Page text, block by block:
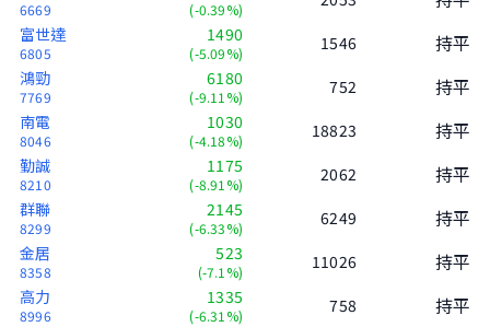
6669 (-0.39%)
富世達
6805
1490
(-5.09%) 1546 持平
鴻勁
7769
6180
(-9.11%) 752 持平
南電
8046
1030
(-4.18%) 18823 持平
勤誠
8210
1175
(-8.91%) 2062 持平
群聯
8299
2145
(-6.33%) 6249 持平
金居
8358
523
(-7.1%) 11026 持平
高力
8996
1335
(-6.31%) 758 持平